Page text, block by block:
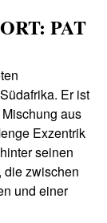
PAT
Er ist
aus
Exzentrik
seinen
die zwischen
und einer